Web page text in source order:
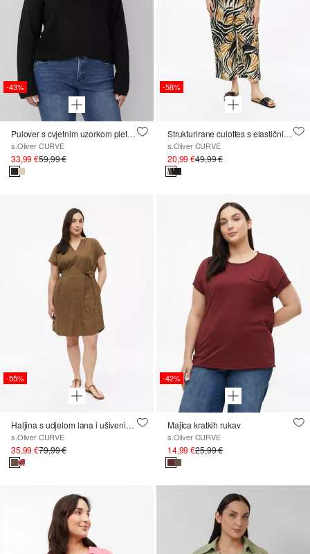
-43%
Pulover s cvjetnim uzorkom pletiva
s.Oliver CURVE
33,99 €59,99 €
-58%
Strukturirane culottes s elastičnim pojasom
s.Oliver CURVE
20,99 €49,99 €
-55%
Haljina s udjelom lana i ušivenim džepovima
s.Oliver CURVE
35,99 €79,99 €
-42%
Majica kratkih rukav
s.Oliver CURVE
14,99 €25,99 €